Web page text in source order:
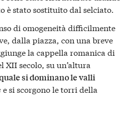
è stato sostituito dal selciato.
di omogeneità difficilmente
dalla piazza, con una breve
la cappella romanica di
XII secolo, su un’altura
si dominano le valli
e si scorgono le torri della